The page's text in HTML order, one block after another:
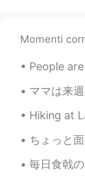
Momenti
People are telling me I
ママは来週私を去ります。悲しい〜😭 だから、ひま
Hiking at Lands End in
ちょっと面白いことが起こりました。 いつも
毎日食戟のソーマというアニメを見ています。めぐみ